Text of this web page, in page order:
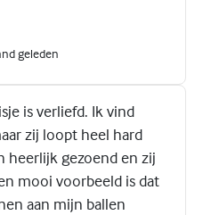
geleden
is verliefd. Ik vind
zij loopt heel hard
heerlijk gezoend en zij
mooi voorbeeld is dat
aan mijn ballen